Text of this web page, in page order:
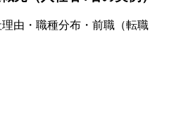
由・職種分布・前職（転職